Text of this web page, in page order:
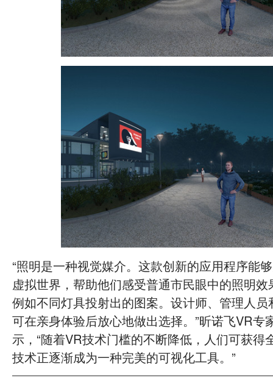
“照明是一种视觉媒介。这款创新的应用程序能
虚拟世界，帮助他们感受普通市民眼中的照明
例如不同灯具投射出的图案。设计师、管理人
可在亲身体验后放心地做出选择。”昕诺飞VR专
示，“随着VR技术门槛的不断降低，人们可获得
技术正逐渐成为一种完美的可视化工具。”